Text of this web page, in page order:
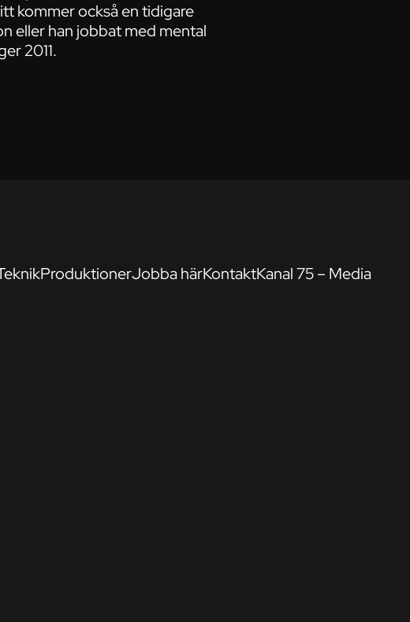
kommer också en tidigare
eller han jobbat med mental
2011.
ProduktionerJobba härKontaktKanal 75 – Media